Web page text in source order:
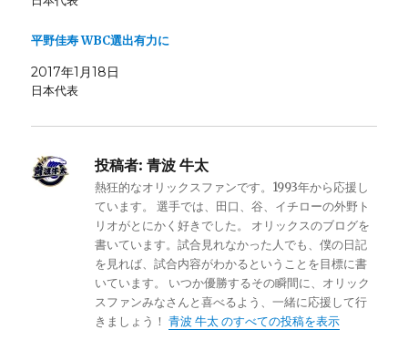
平野佳寿 WBC選出有力に
2017年1月18日
日本代表
投稿者: 青波 牛太
熱狂的なオリックスファンです。1993年から応援し
ています。 選手では、田口、谷、イチローの外野ト
リオがとにかく好きでした。 オリックスのブログを
書いています。試合見れなかった人でも、僕の日記
を見れば、試合内容がわかるということを目標に書
いています。 いつか優勝するその瞬間に、オリック
スファンみなさんと喜べるよう、一緒に応援して行
きましょう！青波 牛太 のすべての投稿を表示